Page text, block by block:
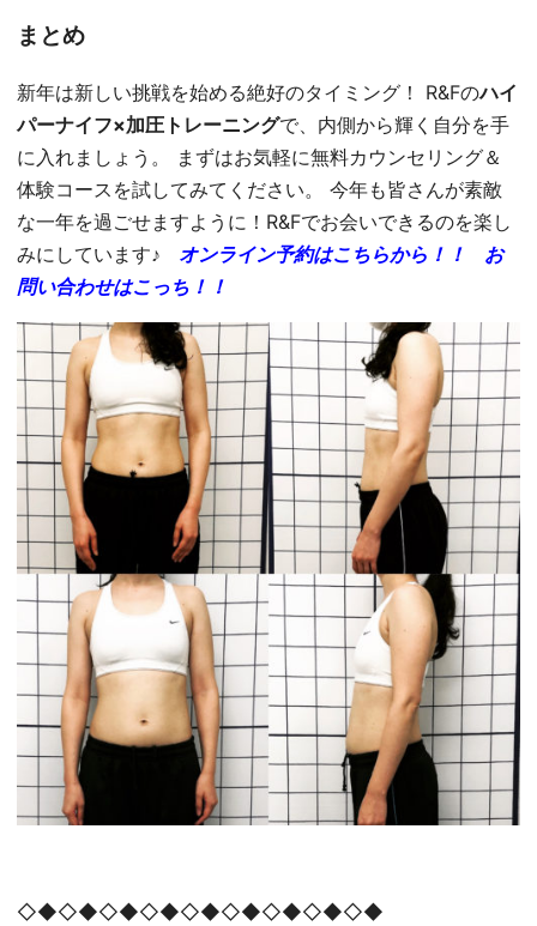
まとめ
新年は新しい挑戦を始める絶好のタイミング！ R&Fのハイ
パーナイフ×加圧トレーニングで、内側から輝く自分を手
に入れましょう。 まずはお気軽に無料カウンセリング＆
体験コースを試してみてください。 今年も皆さんが素敵
な一年を過ごせますように！R&Fでお会いできるのを楽し
みにしています♪ オンライン予約はこちらから！！
お
問い合わせはこっち！！
◇◆◇◆◇◆◇◆◇◆◇◆◇◆◇◆◇◆